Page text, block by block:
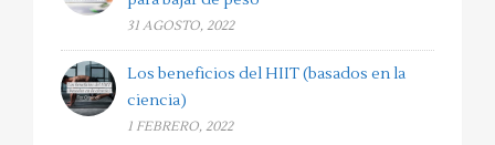
31 AGOSTO, 2022
Los beneficios del HIIT (basados en la
ciencia)
1 FEBRERO, 2022